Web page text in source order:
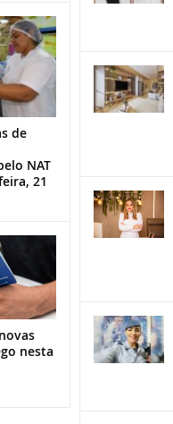
de
NAT
21
nesta